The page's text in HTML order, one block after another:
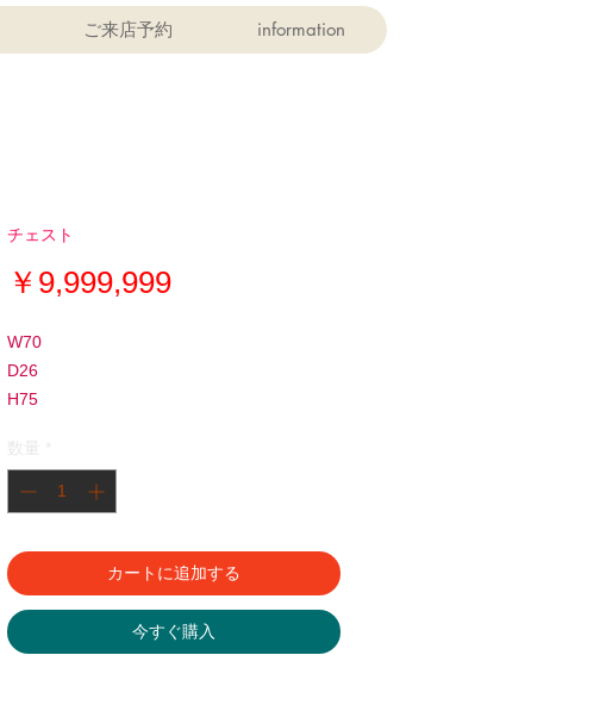
ご来店予約 information
チェスト
￥9,999,999価
W70
D26
H75
カートに追加する
今すぐ購入